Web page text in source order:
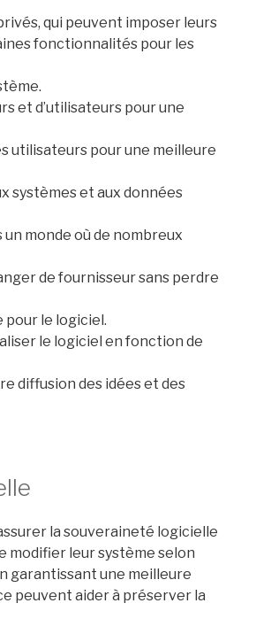
qui peuvent imposer leurs
fonctionnalités pour les
et d’utilisateurs pour une
utilisateurs pour une meilleure
systèmes et aux données
monde où de nombreux
de fournisseur sans perdre
pour le logiciel.
le logiciel en fonction de
diffusion des idées et des
la souveraineté logicielle
modifier leur système selon
garantissant une meilleure
peuvent aider à préserver la